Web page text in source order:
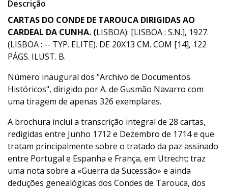
Descrição
CARTAS DO CONDE DE TAROUCA DIRIGIDAS AO
CARDEAL DA CUNHA. (LISBOA): [LISBOA : S.N.], 1927.
(LISBOA : -- TYP. ELITE). DE 20X13 CM. COM [14], 122
PÁGS. ILUST. B.
Número inaugural dos "Archivo de Documentos
Históricos", dirigido por A. de Gusmão Navarro com
uma tiragem de apenas 326 exemplares.
A brochura incluí a transcrição integral de 28 cartas,
redigidas entre Junho 1712 e Dezembro de 1714 e que
tratam principalmente sobre o tratado da paz assinado
entre Portugal e Espanha e França, em Utrecht; traz
uma nota sobre a «Guerra da Sucessão» e ainda
deduções genealógicas dos Condes de Tarouca, dos